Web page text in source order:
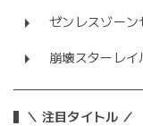
ゼンレスゾーン
崩壊スターレイ
＼ 注目タイトル ／